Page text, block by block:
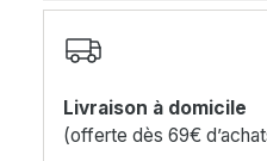
Livraison à domicile
(offerte dès 69€